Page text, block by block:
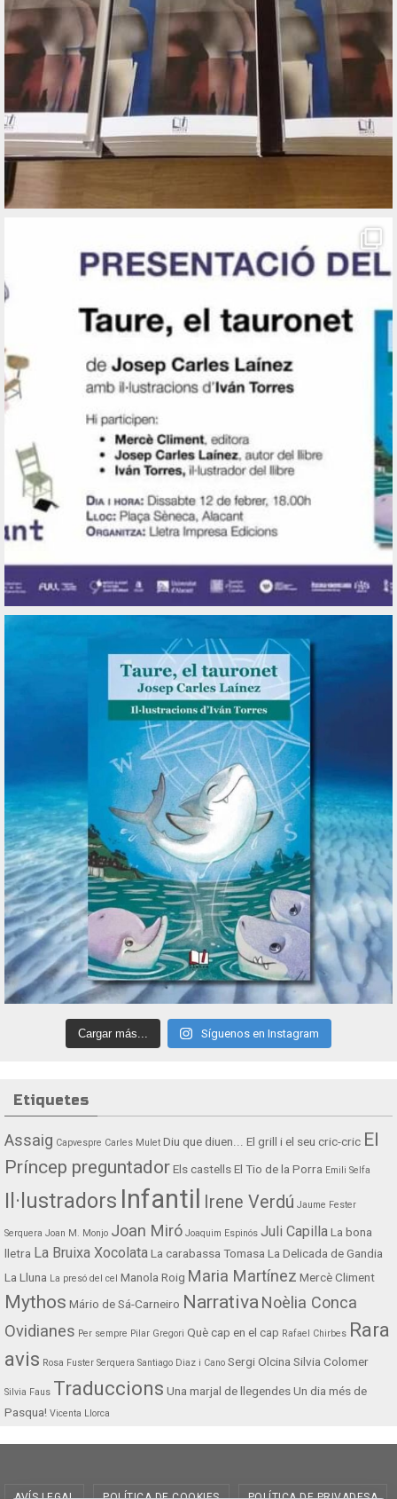
Cargar más... Síguenos en Instagram
Etiquetes
Assaig Capvespre Carles Mulet Diu que diuen... El grill i el seu cric-cric El
Príncep preguntadorEls castellsEl Tio de la Porra Emili Selfa
Il·lustradors Infantil Irene Verdú Jaume Fester
Serquera Joan M. Monjo Joan Miró Joaquim Espinós Juli CapillaLa bona
lletra La Bruixa XocolataLa carabassa Tomasa La Delicada de Gandia
La Lluna La presó del cel Manola Roig Maria Martínez Mercè Climent
Mythos Mário de Sá-Carneiro NarrativaNoèlia Conca
Ovidianes Per sempre Pilar Gregori Què cap en el cap Rafael Chirbes Rara
avis Rosa Fuster Serquera Santiago Diaz i Cano Sergi Olcina Silvia Colomer
Silvia Faus Traduccions Una marjal de llegendesUn dia més de
Pasqua! Vicenta Llorca